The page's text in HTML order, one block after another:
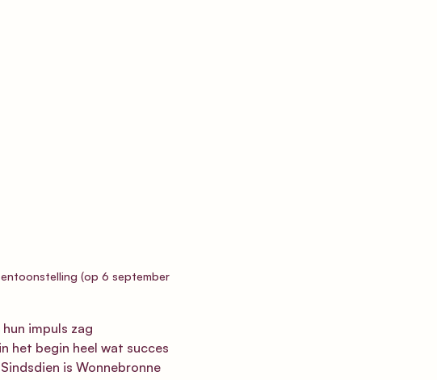
(op 6 september
impuls zag
het begin heel wat succes
is Wonnebronne